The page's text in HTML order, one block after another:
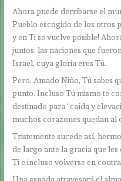
Ahora puede derribarse el
Pueblo escogido de los otros
y en Ti se vuelve posible!
juntos: las naciones que
Israel, cuya gloria eres Tú.
Pero, Amado Niño, Tú sabes
punto. Incluso Tú mismo te
destinado para “caída y
muchos corazones quedan al
Tristemente sucede así,
de largo ante la gracia que
Ti e incluso volverse en